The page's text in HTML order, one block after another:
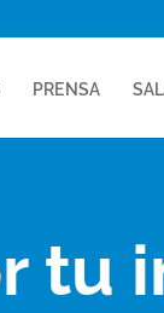
PRENSA
tu